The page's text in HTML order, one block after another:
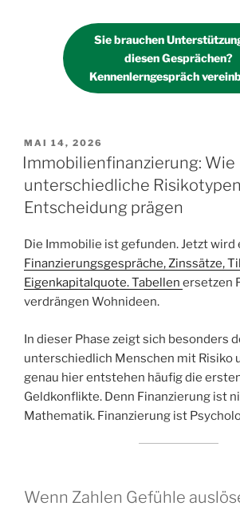
Sie brauchen
diesen Gesprächen?
Kennenlerngespräch
VERÖFFENTLICHT
AM
MAI 14, 2026
Immobilienfinanzierung: Wie
unterschiedliche
Entscheidung prägen
Die Immobilie ist gefunden. Jetzt wird
Finanzierungsgespräche, Zinssätze,
Eigenkapitalquote. Tabellen ersetzen
verdrängen Wohnideen.
In dieser Phase zeigt sich besonders
unterschiedlich Menschen mit Risiko
genau hier entstehen häufig die
Geldkonflikte. Denn Finanzierung ist
Mathematik. Finanzierung ist
Wenn Zahlen Gefühle